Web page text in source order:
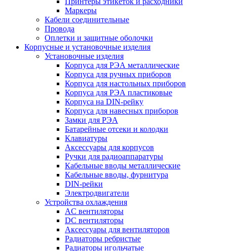
Маркеры
Кабели соединительные
Провода
Оплетки и защитные оболочки
Корпусные и установочные изделия
Установочные изделия
Корпуса для РЭА металлические
Корпуса для ручных приборов
Корпуса для настольных приборов
Корпуса для РЭА пластиковые
Корпуса на DIN-рейку
Корпуса для навесных приборов
Замки для РЭА
Батарейные отсеки и колодки
Клавиатуры
Аксессуары для корпусов
Ручки для радиоаппаратуры
Кабельные вводы металлические
Кабельные вводы, фурнитура
DIN-рейки
Электродвигатели
Устройства охлаждения
AC вентиляторы
DC вентиляторы
Аксессуары для вентиляторов
Радиаторы ребристые
Радиаторы игольчатые